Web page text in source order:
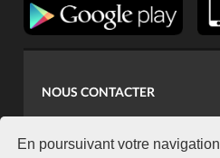
En poursuivant votre
NOUS CONTACTER
koaci@yahoo.fr